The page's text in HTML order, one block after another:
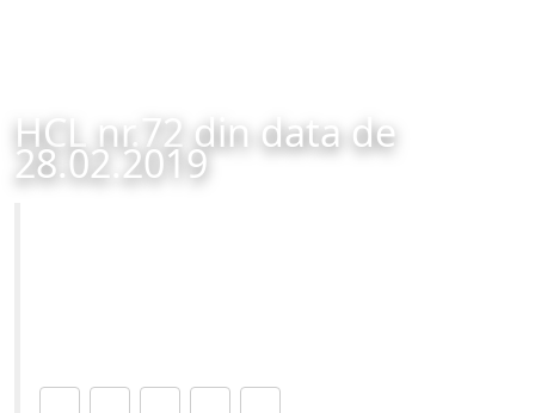
HCL nr.72 din data de
28.02.2019